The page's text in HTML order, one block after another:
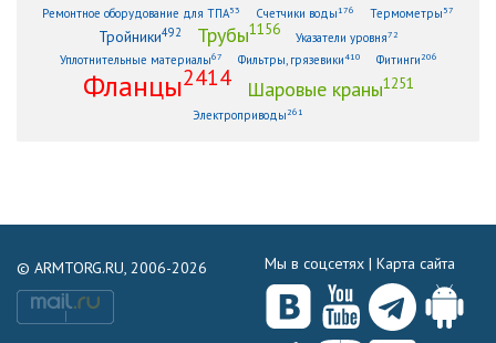
Ремонтное оборудование для ТПА53 Счетчики воды176 Термометры 57
Тройники492 Трубы1156 Указатели уровня72
Уплотнительные материалы67 Фильтры, грязевики410 Фитинги 206
Фланцы2414 Шаровые краны1251
Электроприводы 261
© ARMTORG.RU, 2006-2026 Мы в соцсетях | Карта сайта